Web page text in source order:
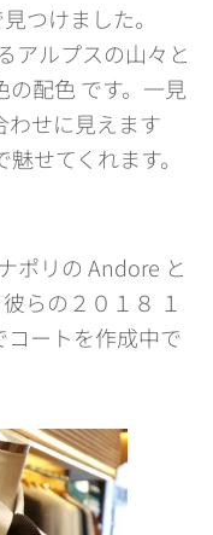
つけました。
アルプスの山々と
配色 です。一見
わせに見えます
せてくれます。
ポリの Andore と
らの２０１８ １
コートを作成中で